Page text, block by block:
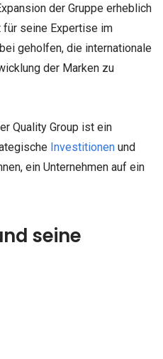
der Gruppe erheblich
für seine Expertise im
geholfen, die internationale
der Marken zu
Quality Group ist ein
Investitionen und
ein Unternehmen auf ein
seine